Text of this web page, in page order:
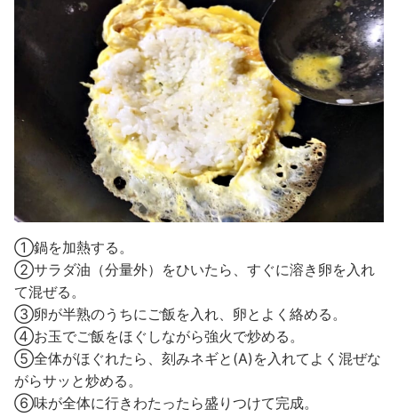
①鍋を加熱する。
②サラダ油（分量外）をひいたら、すぐに溶き卵を入れ
て混ぜる。
③卵が半熟のうちにご飯を入れ、卵とよく絡める。
④お玉でご飯をほぐしながら強火で炒める。
⑤全体がほぐれたら、刻みネギと(A)を入れてよく混ぜな
がらサッと炒める。
⑥味が全体に行きわたったら盛りつけて完成。